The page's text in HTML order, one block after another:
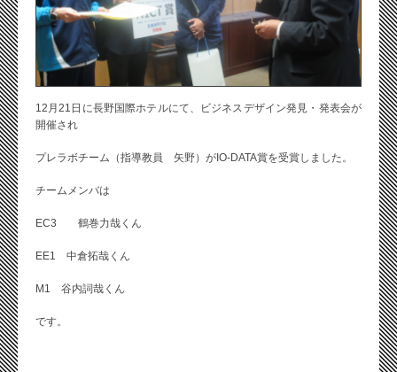
12月21日に長野国際ホテルにて、ビジネスデザイン発見・発表会が
開催され
プレラボチーム（指導教員 矢野）がIO-DATA賞を受賞しました。
チームメンバは
EC3 鶴巻力哉くん
EE1 中倉拓哉くん
M1 谷内詞哉くん
です。